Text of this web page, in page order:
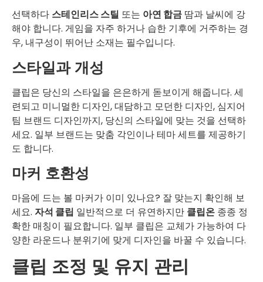
선택하다 스테인리스 스틸 또는 아연 합금 땀과 날씨에 강
해야 합니다. 게임을 자주 하거나 습한 기후에 거주하는 경
우, 내구성이 뛰어난 소재는 필수입니다.
스타일과 개성
클립은 당신의 스타일을 은은하게 돋보이게 해줍니다. 세
련되고 미니멀한 디자인, 대담하고 모던한 디자인, 심지어
팀 브랜드 디자인까지, 당신의 스타일에 맞는 것을 선택하
세요. 일부 브랜드는 맞춤 각인이나 테마 세트를 제공하기
도 합니다.
마커 호환성
마음에 드는 볼 마커가 이미 있나요? 잘 맞는지 확인해 보
세요. 자석 클립 일반적으로 더 유연하지만 클립온 종종 정
확한 매칭이 필요합니다. 일부 클립은 교체가 가능하여 다
양한 라운드나 분위기에 맞게 디자인을 바꿀 수 있습니다.
클립 조정 및 유지 관리